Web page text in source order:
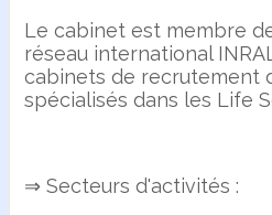
Le cabinet est membre
réseau international
cabinets de recrutement
spécialisés dans les Life
⇒ Secteurs d'activités :